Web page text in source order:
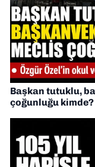
Başkan tutuklu,
çoğunluğu kimde?